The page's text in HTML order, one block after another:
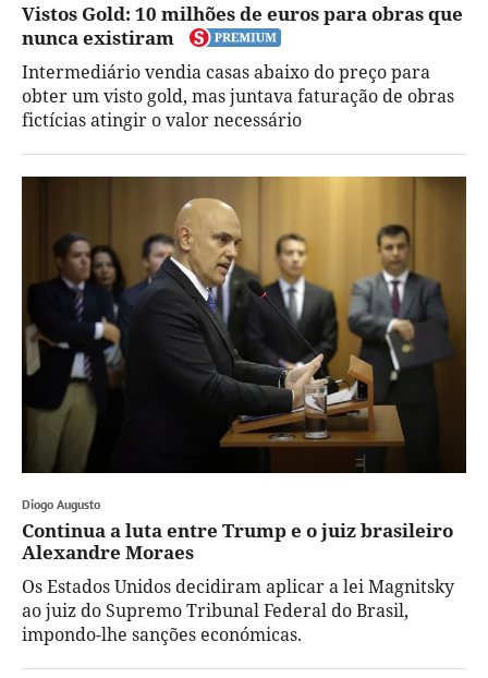
Vistos Gold: 10 milhões de euros para obras que
nunca existiram
Intermediário vendia casas abaixo do preço para
obter um visto gold, mas juntava faturação de obras
fictícias atingir o valor necessário
Diogo Augusto
Continua a luta entre Trump e o juiz brasileiro
Alexandre Moraes
Os Estados Unidos decidiram aplicar a lei Magnitsky
ao juiz do Supremo Tribunal Federal do Brasil,
impondo-lhe sanções económicas.